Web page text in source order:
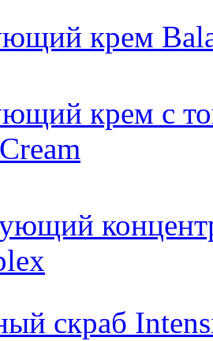
крем
крем с
скраб